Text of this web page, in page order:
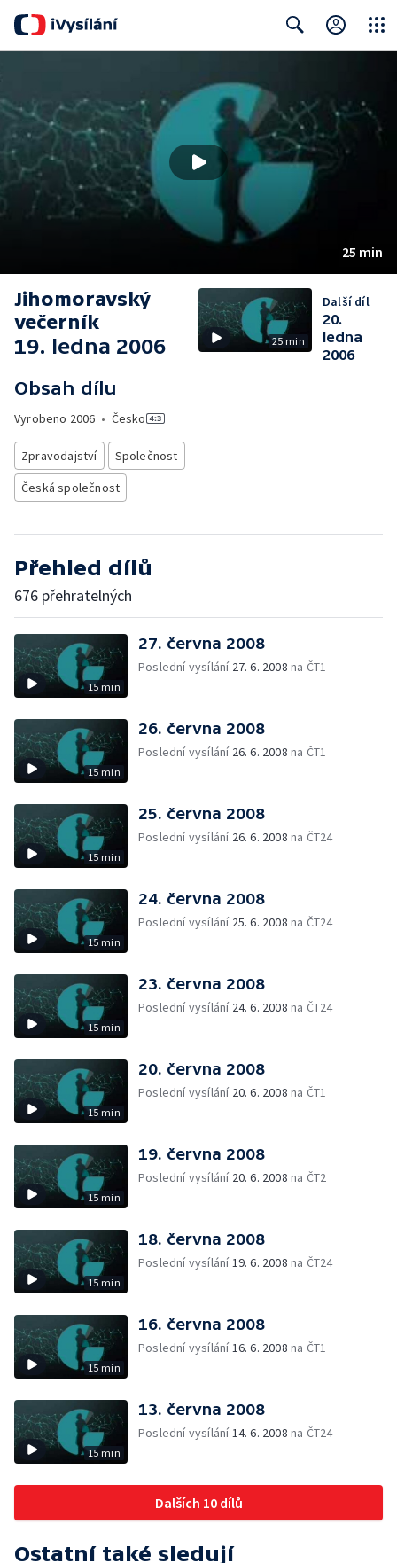
25 min
Jihomoravský
večerník
19. ledna 2006
Obsah dílu
Vyrobeno 2006 • Česko
Zpravodajství
Společnost
Česká společnost
25 min
Další díl
20.
ledna
2006
Přehled dílů
676 přehratelných
15 min
27. června 2008
Poslední vysílání 27. 6. 2008 na ČT1
15 min
26. června 2008
Poslední vysílání 26. 6. 2008 na ČT1
15 min
25. června 2008
Poslední vysílání 26. 6. 2008 na ČT24
15 min
24. června 2008
Poslední vysílání 25. 6. 2008 na ČT24
15 min
23. června 2008
Poslední vysílání 24. 6. 2008 na ČT24
15 min
20. června 2008
Poslední vysílání 20. 6. 2008 na ČT1
15 min
19. června 2008
Poslední vysílání 20. 6. 2008 na ČT2
15 min
18. června 2008
Poslední vysílání19. 6. 2008 na ČT24
15 min
16. června 2008
Poslední vysílání16. 6. 2008 na ČT1
15 min
13. června 2008
Poslední vysílání14. 6. 2008 na ČT24
Dalších 10 dílů
Ostatní také sledují